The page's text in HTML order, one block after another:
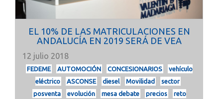
EL 10% DE LAS MATRICULACIONES EN
ANDALUCÍA EN 2019 SERÁ DE VEA
12 julio 2018
FEDEME AUTOMOCIÓN CONCESIONARIOS
vehículo
eléctrico
ASCONSE diesel Movilidad
sector
posventa
evolución mesa debate precios
reto